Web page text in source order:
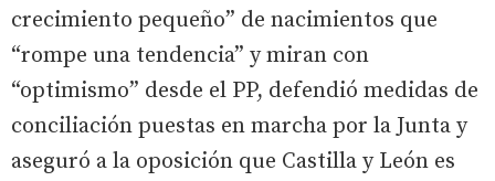
crecimiento pequeño” de nacimientos que
“rompe una tendencia” y miran con
“optimismo” desde el PP, defendió medidas de
conciliación puestas en marcha por la Junta y
aseguró a la oposición que Castilla y León es